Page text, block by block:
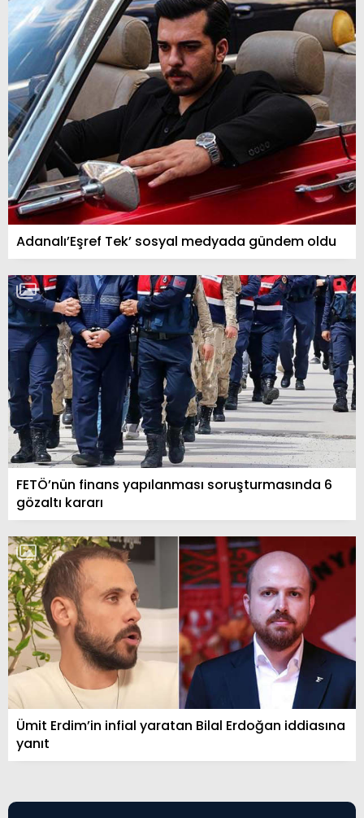
Adanalı’Eşref Tek’ sosyal medyada gündem oldu
FETÖ’nün finans yapılanması soruşturmasında 6
gözaltı kararı
Ümit Erdim’in infial yaratan Bilal Erdoğan iddiasına
yanıt